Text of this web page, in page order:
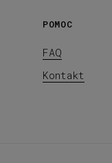
POMOC
FAQ
Kontakt